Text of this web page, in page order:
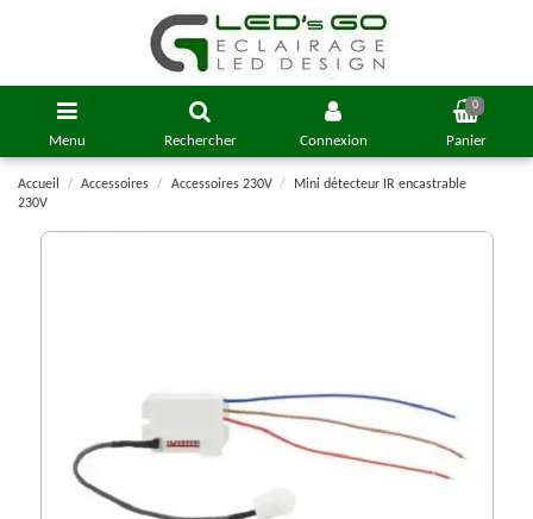
Menu Rechercher Connexion
0
Panier
Accueil Accessoires Accessoires 230V
Mini détecteur IR encastrable
230V